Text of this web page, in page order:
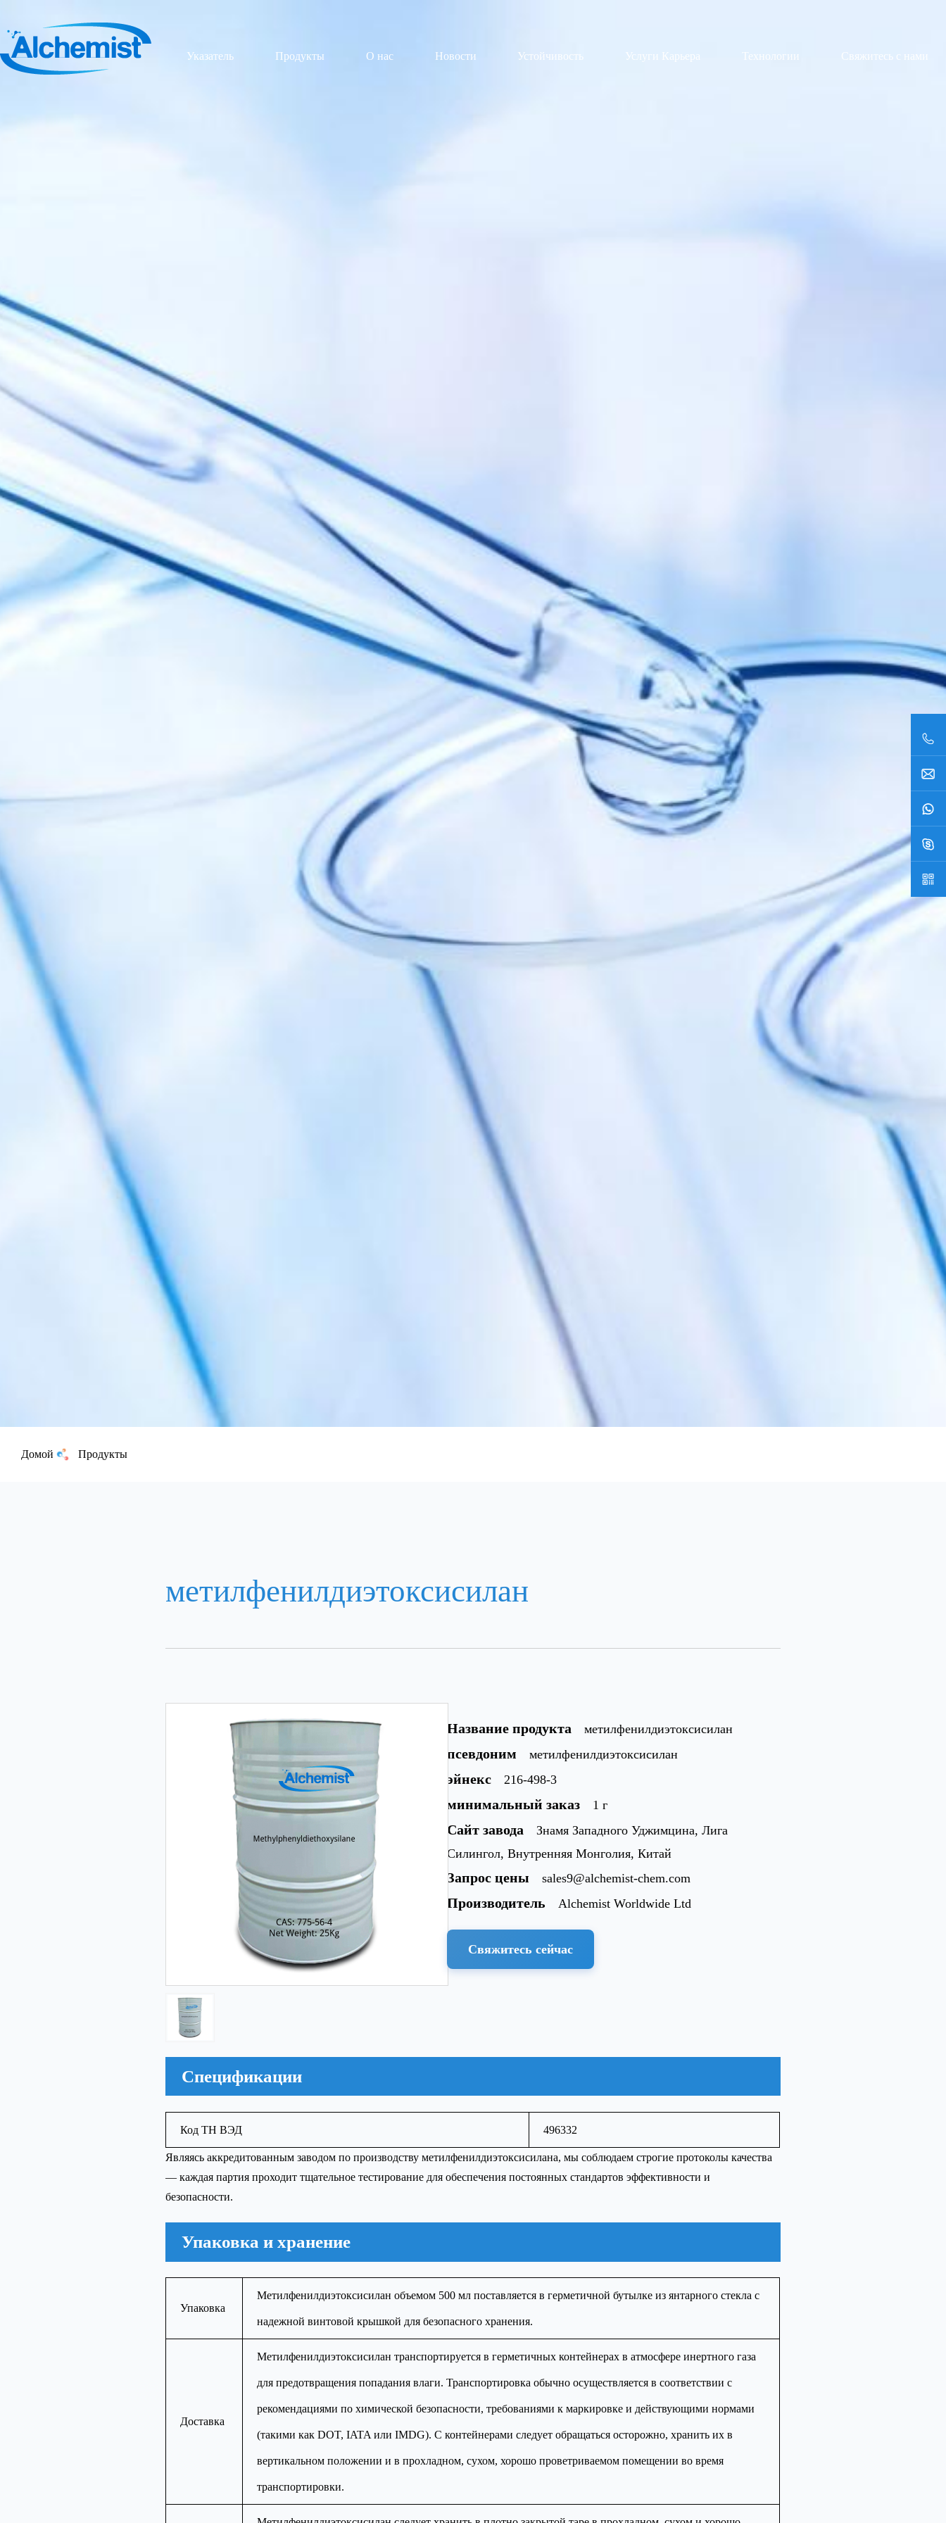
Указатель Продукты О нас Новости Устойчивость Услуги Карьера Технологии Свяжитесь с нами
Домой Продукты
метилфенилдиэтоксисилан
Название продукта метилфенилдиэтоксисилан
псевдоним метилфенилдиэтоксисилан
эйнекс 216-498-3
минимальный заказ 1 г
Сайт завода
Знамя Западного Уджимцина, Лига
Силингол, Внутренняя Монголия, Китай
Запрос цены sales9@alchemist-chem.com
Производитель Alchemist Worldwide Ltd
Свяжитесь сейчас
Спецификации
Код ТН ВЭД 496332
Являясь аккредитованным заводом по производству метилфенилдиэтоксисилана, мы соблюдаем строгие протоколы качества
— каждая партия проходит тщательное тестирование для обеспечения постоянных стандартов эффективности и
безопасности.
Упаковка и хранение
Упаковка
Метилфенилдиэтоксисилан объемом 500 мл поставляется в герметичной бутылке из янтарного стекла с
надежной винтовой крышкой для безопасного хранения.
Доставка
Метилфенилдиэтоксисилан транспортируется в герметичных контейнерах в атмосфере инертного газа
для предотвращения попадания влаги. Транспортировка обычно осуществляется в соответствии с
рекомендациями по химической безопасности, требованиями к маркировке и действующими нормами
(такими как DOT, IATA или IMDG). С контейнерами следует обращаться осторожно, хранить их в
вертикальном положении и в прохладном, сухом, хорошо проветриваемом помещении во время
транспортировки.